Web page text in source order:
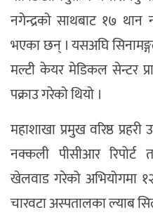
नगेन्द्रको साथबाट १७ थान
भएका छन् । यसअघि
मल्टी केयर मेडिकल सेन्टर
पक्राउ गरेको थियो ।
महाशाखा प्रमुख वरिष्ठ
नक्कली पीसीआर रिपोर्ट
खेलवाड गरेको अभियोगमा
चारवटा अस्पतालका ल्याब